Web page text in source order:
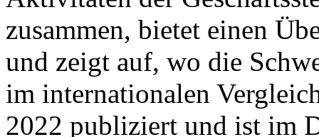
zusammen, bietet einen
und zeigt auf, wo die
im internationalen
2022 publiziert und ist im